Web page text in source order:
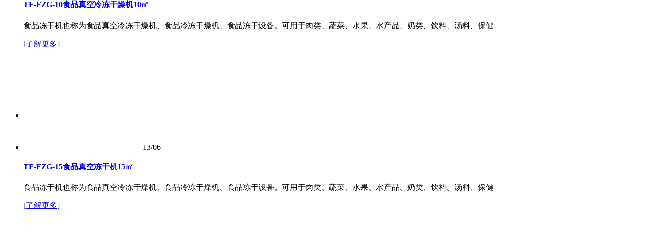
TF-FZG-10食品真空冷冻干燥机10㎡
食品冻干机也称为食品真空冷冻干燥机、食品冷冻干燥机、食品冻干设备。可用于肉类、蔬菜、水果、水产品、奶类、饮料、汤料、保健
[了解更多]
13/06
TF-FZG-15食品真空冻干机15㎡
食品冻干机也称为食品真空冷冻干燥机、食品冷冻干燥机、食品冻干设备。可用于肉类、蔬菜、水果、水产品、奶类、饮料、汤料、保健
[了解更多]